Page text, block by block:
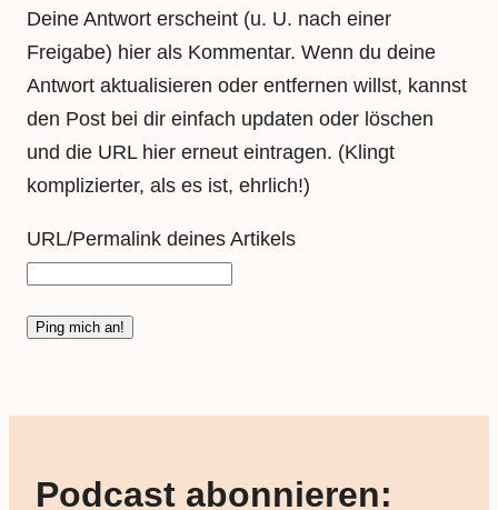
Deine Antwort erscheint (u. U. nach einer
Freigabe) hier als Kommentar. Wenn du deine
Antwort aktualisieren oder entfernen willst, kannst
den Post bei dir einfach updaten oder löschen
und die URL hier erneut eintragen. (Klingt
komplizierter, als es ist, ehrlich!)
URL/Permalink deines Artikels
Podcast abonnieren: